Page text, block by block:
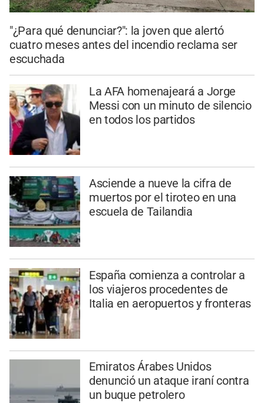
"¿Para qué denunciar?": la joven que alertó
cuatro meses antes del incendio reclama ser
escuchada
La AFA homenajeará a Jorge
Messi con un minuto de silencio
en todos los partidos
Asciende a nueve la cifra de
muertos por el tiroteo en una
escuela de Tailandia
España comienza a controlar a
los viajeros procedentes de
Italia en aeropuertos y fronteras
Emiratos Árabes Unidos
denunció un ataque iraní contra
un buque petrolero